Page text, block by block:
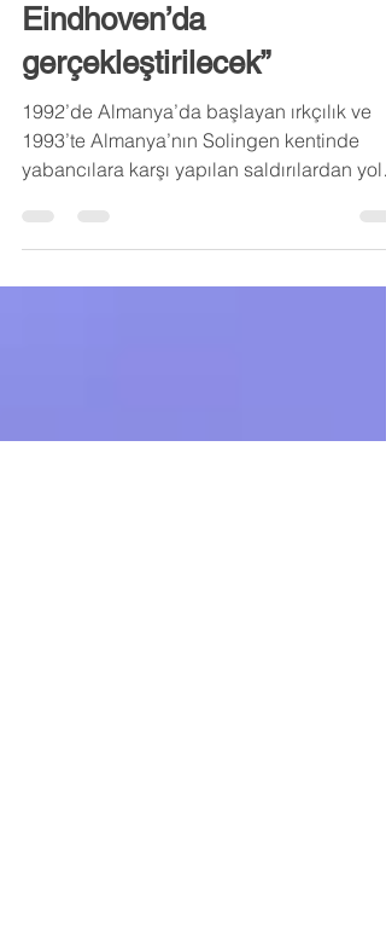
“Geleneksel meşale
yürüyüşü 24 Aralık’ta
Eindhoven’da
gerçekleştirilecek”
1993’te Almanya’nın Solingen kentinde
yabancılara karşı yapılan saldırılardan yola
çıkarak,...